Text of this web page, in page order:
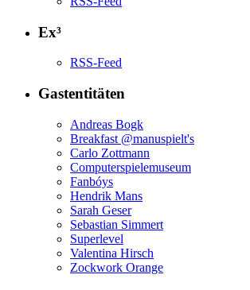
Ex³
RSS-Feed
Gastentitäten
Andreas Bogk
Breakfast @manuspielt's
Carlo Zottmann
Computerspielemuseum
Fanbóys
Hendrik Mans
Sarah Geser
Sebastian Simmert
Superlevel
Valentina Hirsch
Zockwork Orange